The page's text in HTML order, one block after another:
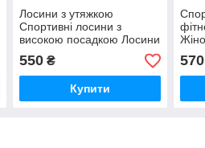
Лосини з утяжкою
Спортивні лосини з
високою посадкою Лосини
поясом
550₴
Купити
для
570